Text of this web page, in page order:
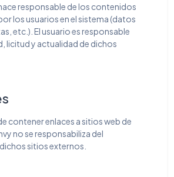
responsable de los contenidos
los usuarios en el sistema (datos
etc.). El usuario es responsable
licitud y actualidad de dichos
contener enlaces a sitios web de
no se responsabiliza del
sitios externos.